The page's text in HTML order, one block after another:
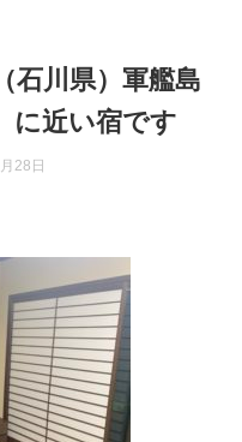
川県）軍艦島
に近い宿です
28日